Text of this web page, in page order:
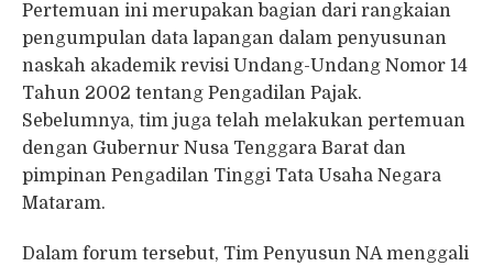
Pertemuan ini merupakan bagian dari rangkaian
pengumpulan data lapangan dalam penyusunan
naskah akademik revisi Undang-Undang Nomor 14
Tahun 2002 tentang Pengadilan Pajak.
Sebelumnya, tim juga telah melakukan pertemuan
dengan Gubernur Nusa Tenggara Barat dan
pimpinan Pengadilan Tinggi Tata Usaha Negara
Mataram.
Dalam forum tersebut, Tim Penyusun NA menggali